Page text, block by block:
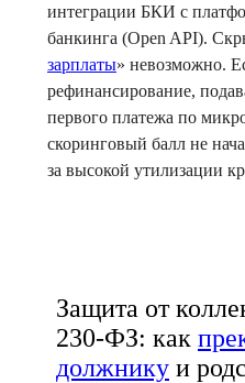
интеграции БКИ с
банкинга (Open API).
зарплаты» невозможно.
рефинансирование,
первого платежа по
скоринговый балл не
за высокой утилизации
Защита от
230-ФЗ: как
должнику и